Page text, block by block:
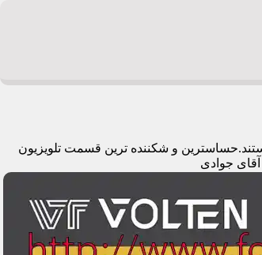
و شکننده ترین قسمت تلویزیون